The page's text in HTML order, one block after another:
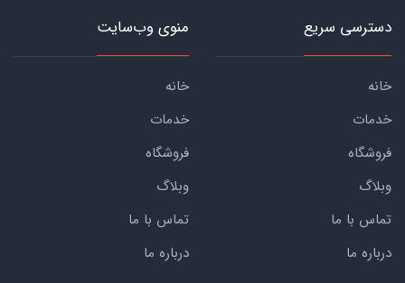
دسترسی سریع
خانه
خدمات
فروشگاه
وبلاگ
تماس با ما
درباره ما
منوی وب‌سایت
خانه
خدمات
فروشگاه
وبلاگ
تماس با ما
درباره ما